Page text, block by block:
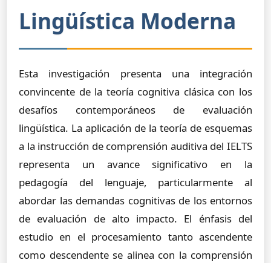
Lingüística Moderna
Esta investigación presenta una integración
convincente de la teoría cognitiva clásica con los
desafíos contemporáneos de evaluación
lingüística. La aplicación de la teoría de esquemas
a la instrucción de comprensión auditiva del IELTS
representa un avance significativo en la
pedagogía del lenguaje, particularmente al
abordar las demandas cognitivas de los entornos
de evaluación de alto impacto. El énfasis del
estudio en el procesamiento tanto ascendente
como descendente se alinea con la comprensión